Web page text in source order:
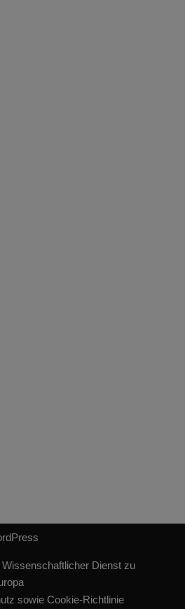
Dienst zu
sowie Cookie-Richtlinie